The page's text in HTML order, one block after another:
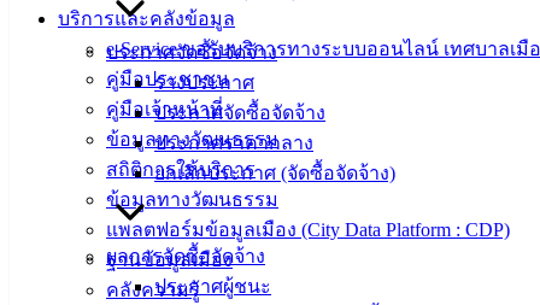
บริการและคลังข้อมูล
e-Service ขอรับบริการทางระบบออนไลน์ เทศบาลเมื
คู่มือประชาชน
คู่มือเจ้าหน้าที่
ข้อมูลทางวัฒนธรรม
สถิติการให้บริการ
ข้อมูลทางวัฒนธรรม
แพลตฟอร์มข้อมูลเมือง (City Data Platform : CDP)
ฐานข้อมูลเมือง
คลังความรู้
ประกาศจัดซื้อจัดจ้าง
ร่างประกาศ
ประกาศจัดซื้อจัดจ้าง
ประกาศราคากลาง
ยกเลิกประกาศ (จัดซื้อจัดจ้าง)
ผลการจัดซื้อจัดจ้าง
ประกาศผู้ชนะ
เทศบาล
สงวนลิขสิทธิ์ © 2563 เทศบาลเมืองอ่างศิลา จังหวัดชลบุรี |
angsilacity.go.th | Powered byBuuscript